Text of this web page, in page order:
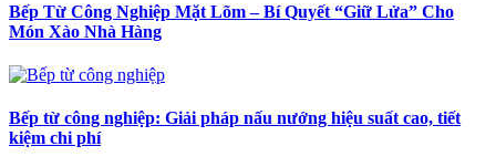
Bếp Từ Công Nghiệp Mặt Lõm – Bí Quyết “Giữ Lửa” Cho
Món Xào Nhà Hàng
Bếp từ công nghiệp: Giải pháp nấu nướng hiệu suất cao, tiết
kiệm chi phí